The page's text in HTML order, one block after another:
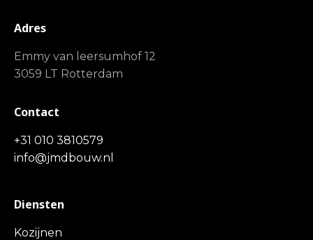
Adres
Emmy van leersumhof 12
3059 LT Rotterdam
Contact
+31 010 3810579
info@jmdbouw.nl
Diensten
Kozijnen